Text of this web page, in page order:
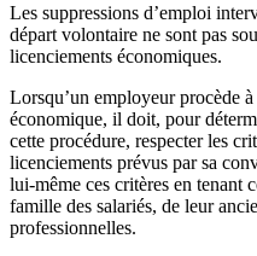
Les suppressions d’emploi
départ volontaire ne sont pas
licenciements économiques.
Lorsqu’un employeur procède
économique, il doit, pour
cette procédure, respecter les
licenciements prévus par sa
lui-même ces critères en tenant
famille des salariés, de leur
professionnelles.